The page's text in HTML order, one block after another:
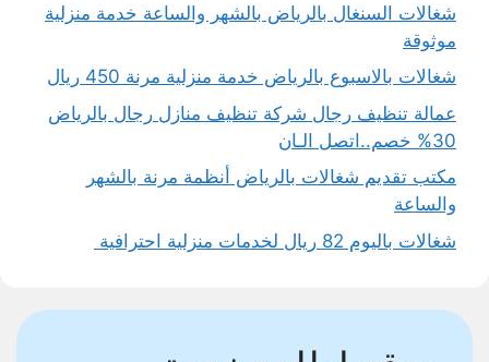
شغالات السنغال بالرياض بالشهر والساعة خدمة منزلية
موثوقة
شغالات بالاسبوع بالرياض خدمة منزلية مرنة 450 ريال
عمالة تنظيف رجال شركة تنظيف منازل رجال بالرياض
30% خصم..اتصل الـان
مكتب تقديم شغالات بالرياض أنظمة مرنة بالشهر
والساعة
شغالات باليوم 82 ريال لخدمات منزلية احترافية